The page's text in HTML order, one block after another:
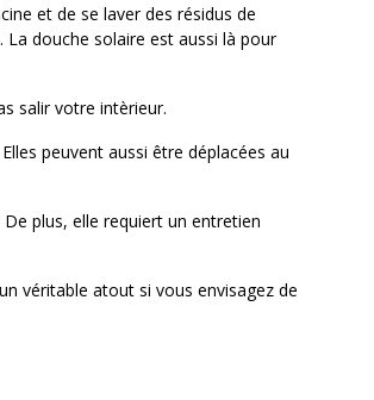
et de se laver des résidus de
douche solaire est aussi là pour
salir votre intèrieur.
peuvent aussi être déplacées au
plus, elle requiert un entretien
véritable atout si vous envisagez de